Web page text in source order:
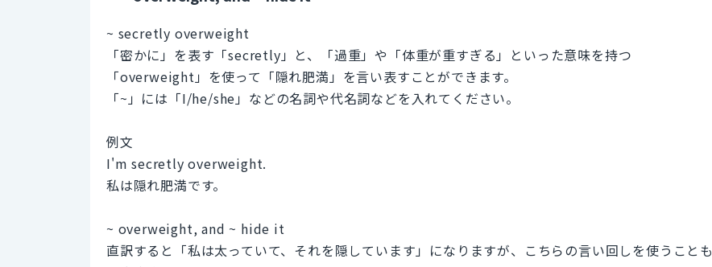
~ secretly overweight
「密かに」を表す「secretly」と、「過重」や「体重が重すぎる」といった意味を持つ
「overweight」を使って「隠れ肥満」を言い表すことができます。
「~」には「I/he/she」などの名詞や代名詞などを入れてください。
例文
I'm secretly overweight.
私は隠れ肥満です。
~ overweight, and ~ hide it
直訳すると「私は太っていて、それを隠しています」になりますが、こちらの言い回しを使うことも